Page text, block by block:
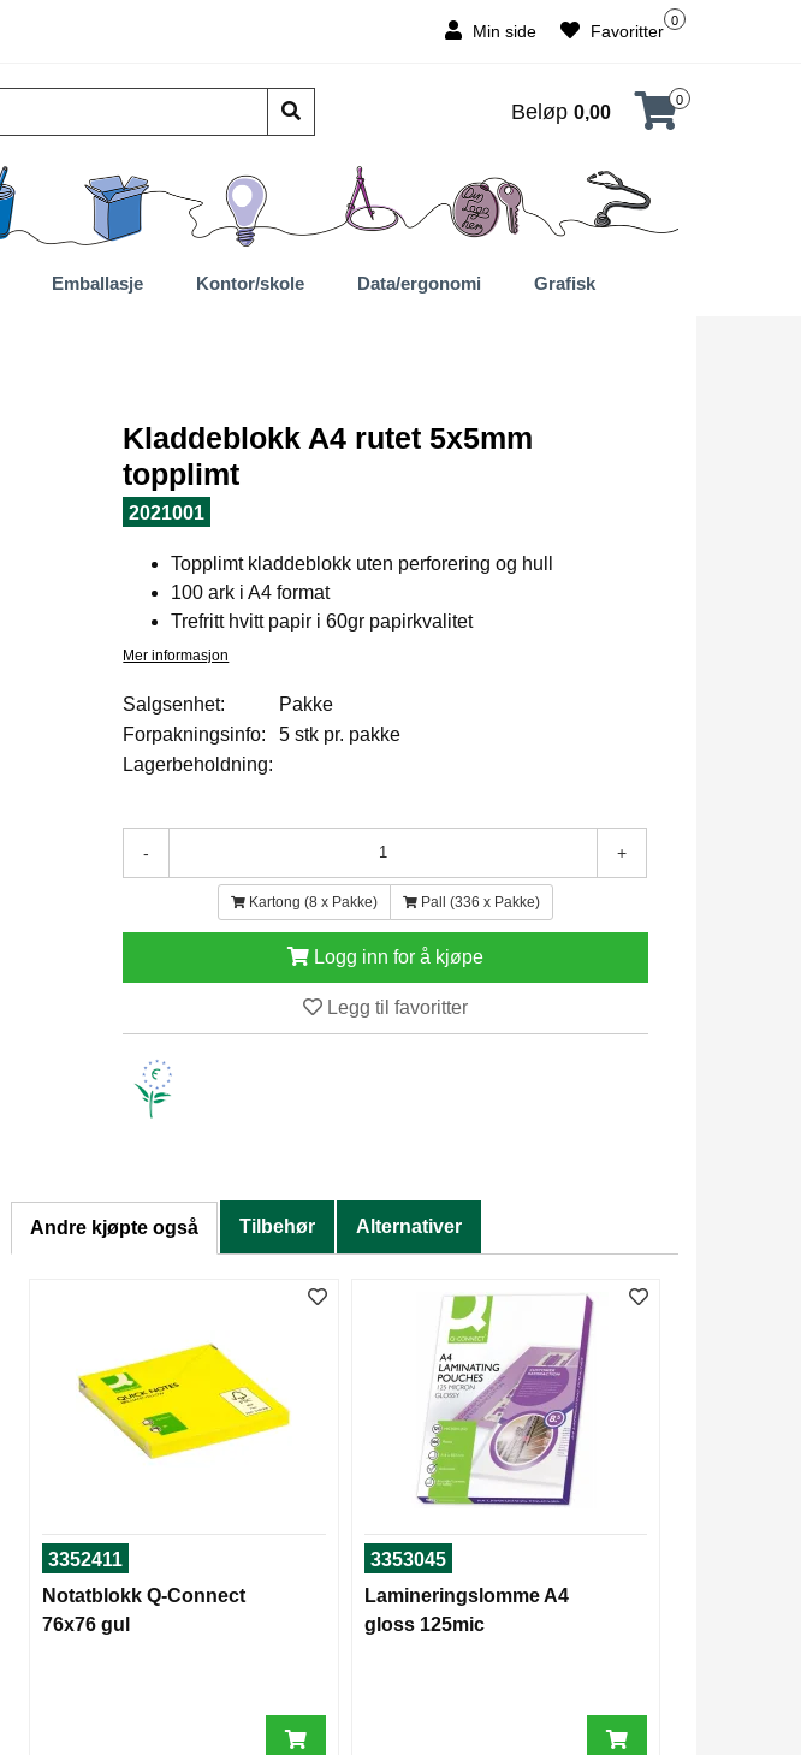
Min side
0
Favoritter
Beløp 0,00
0
Emballasje Kontor/skole Data/ergonomi Grafisk
Kladdeblokk A4 rutet 5x5mm
topplimt
2021001
Topplimt kladdeblokk uten perforering og hull
100 ark i A4 format
Trefritt hvitt papir i 60gr papirkvalitet
Mer informasjon
Salgsenhet:
Pakke
Forpakningsinfo:
5 stk pr. pakke
Lagerbeholdning:
- +
Kartong (8 x Pakke) Pall (336 x Pakke)
Logg inn for å kjøpe
Legg til favoritter
Andre kjøpte også Tilbehør Alternativer
3352411
Notatblokk Q-Connect
76x76 gul
3353045
Lamineringslomme A4
gloss 125mic